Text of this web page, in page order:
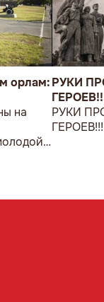
орлам:
на
РУКИ
РУКИ
ГЕРОЕВ!!!